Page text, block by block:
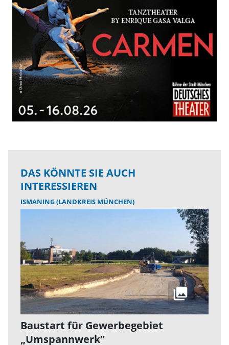
DAS KÖNNTE SIE AUCH
INTERESSIEREN
ISMANING (LANDKREIS MÜNCHEN)
Baustart für Gewerbegebiet
„Umspannwerk“